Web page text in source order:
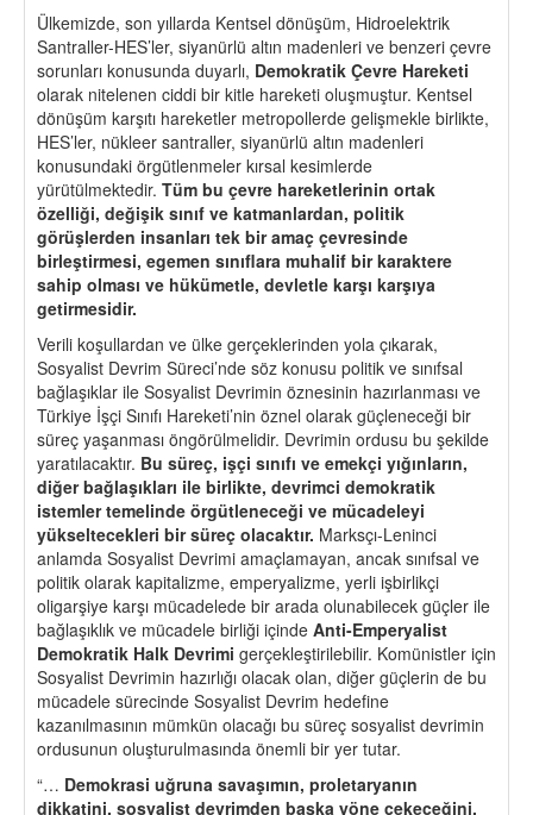
Ülkemizde, son yıllarda Kentsel dönüşüm, Hidroelektrik
Santraller-HES’ler, siyanürlü altın madenleri ve benzeri çevre
sorunları konusunda duyarlı, Demokratik Çevre Hareketi
olarak nitelenen ciddi bir kitle hareketi oluşmuştur. Kentsel
dönüşüm karşıtı hareketler metropollerde gelişmekle birlikte,
HES’ler, nükleer santraller, siyanürlü altın madenleri
konusundaki örgütlenmeler kırsal kesimlerde
yürütülmektedir. Tüm bu çevre hareketlerinin ortak
özelliği, değişik sınıf ve katmanlardan, politik
görüşlerden insanları tek bir amaç çevresinde
birleştirmesi, egemen sınıflara muhalif bir karaktere
sahip olması ve hükümetle, devletle karşı karşıya
getirmesidir.
Verili koşullardan ve ülke gerçeklerinden yola çıkarak,
Sosyalist Devrim Süreci’nde söz konusu politik ve sınıfsal
bağlaşıklar ile Sosyalist Devrimin öznesinin hazırlanması ve
Türkiye İşçi Sınıfı Hareketi’nin öznel olarak güçleneceği bir
süreç yaşanması öngörülmelidir. Devrimin ordusu bu şekilde
yaratılacaktır. Bu süreç, işçi sınıfı ve emekçi yığınların,
diğer bağlaşıkları ile birlikte, devrimci demokratik
istemler temelinde örgütleneceği ve mücadeleyi
yükseltecekleri bir süreç olacaktır. Marksçı-Leninci
anlamda Sosyalist Devrimi amaçlamayan, ancak sınıfsal ve
politik olarak kapitalizme, emperyalizme, yerli işbirlikçi
oligarşiye karşı mücadelede bir arada olunabilecek güçler ile
bağlaşıklık ve mücadele birliği içinde Anti-Emperyalist
Demokratik Halk Devrimi gerçekleştirilebilir. Komünistler için
Sosyalist Devrimin hazırlığı olacak olan, diğer güçlerin de bu
mücadele sürecinde Sosyalist Devrim hedefine
kazanılmasının mümkün olacağı bu süreç sosyalist devrimin
ordusunun oluşturulmasında önemli bir yer tutar.
“… Demokrasi uğruna savaşımın, proletaryanın
dikkatini, sosyalist devrimden başka yöne çekeceğini,